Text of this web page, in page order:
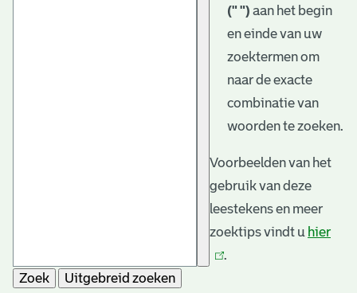
(" ") aan het begin
en einde van uw
zoektermen om
naar de exacte
combinatie van
woorden te zoeken.
Voorbeelden van het
gebruik van deze
leestekens en meer
zoektips vindt u hier
.
Zoek
Uitgebreid zoeken